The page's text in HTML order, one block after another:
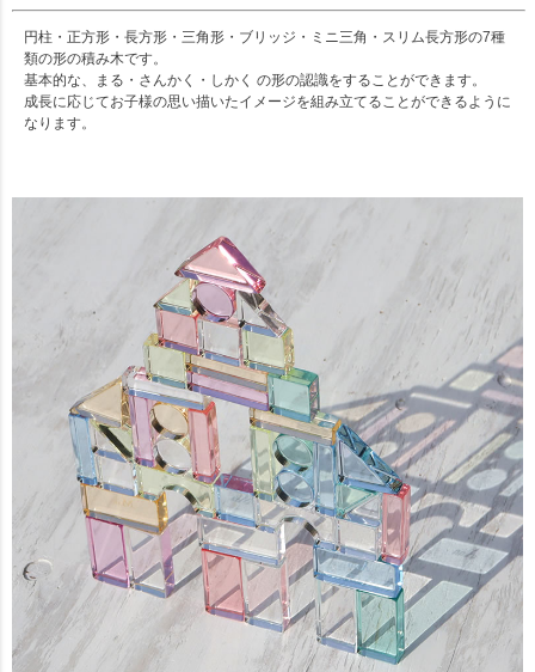
円柱・正方形・長方形・三角形・ブリッジ・ミニ三角・スリム長方形の7種
類の形の積み木です。
基本的な、まる・さんかく・しかく の形の認識をすることができます。
成長に応じてお子様の思い描いたイメージを組み立てることができるように
なります。